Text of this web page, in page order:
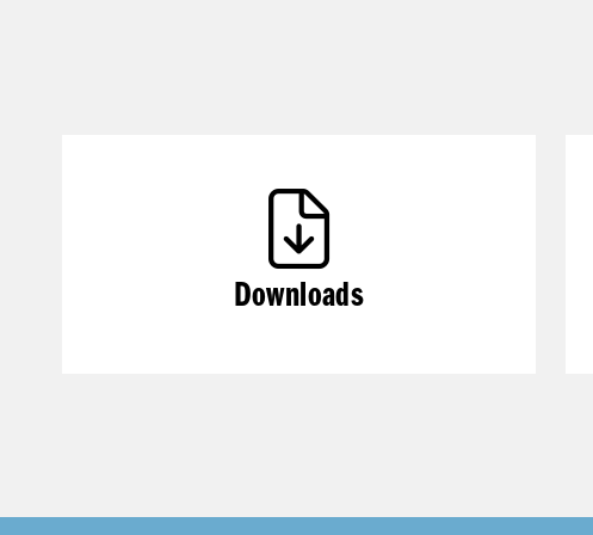
Downloads